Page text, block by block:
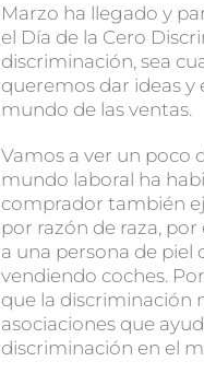
Marzo ha llegado y
el Día de la Cero
discriminación, sea
queremos dar ideas y
mundo de las ventas.
Vamos a ver un poco
mundo laboral ha
comprador también
por razón de raza,
a una persona de
vendiendo coches.
que la discriminación
asociaciones que
discriminación en el